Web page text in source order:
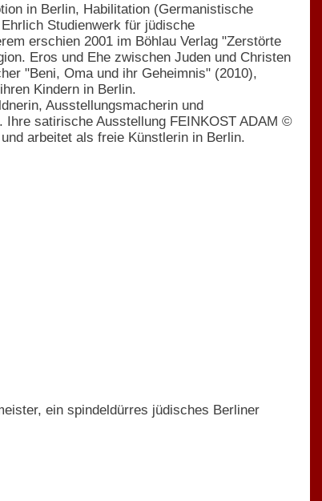
in Berlin, Habilitation (Germanistische
Studienwerk für jüdische
erschien 2001 im Böhlau Verlag "Zerstörte
Eros und Ehe zwischen Juden und Christen
"Beni, Oma und ihr Geheimnis" (2010),
Kindern in Berlin.
Ausstellungsmacherin und
satirische Ausstellung FEINKOST ADAM ©
arbeitet als freie Künstlerin in Berlin.
ein spindeldürres jüdisches Berliner